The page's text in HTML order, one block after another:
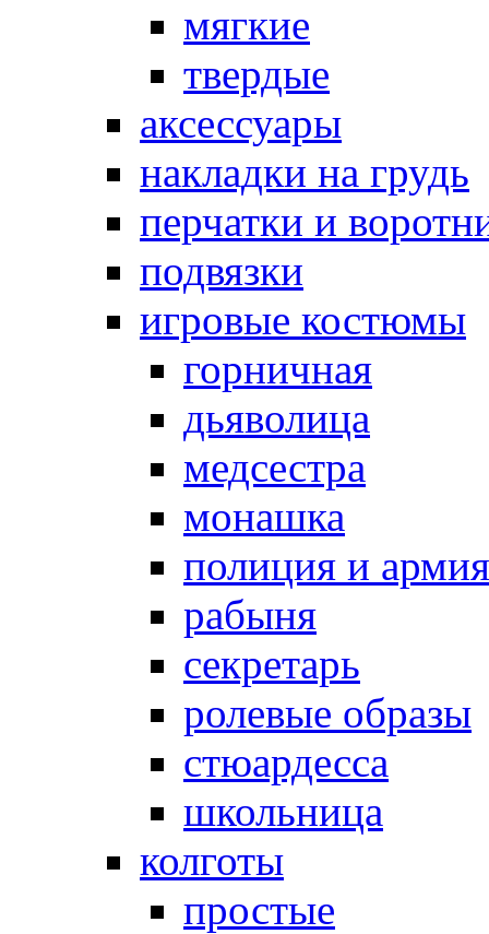
мягкие
твердые
аксессуары
накладки на грудь
перчатки и
подвязки
игровые костюмы
горничная
дьяволица
медсестра
монашка
полиция и армия
рабыня
секретарь
ролевые образы
стюардесса
школьница
колготы
простые